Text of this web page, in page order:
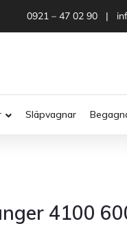
0921 – 47 02 90 |
Släpvagnar
4100